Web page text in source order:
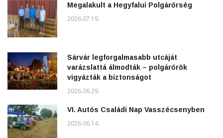
Megalakult a Hegyfalui Polgárőrség
2026.07.19.
Sárvár legforgalmasabb utcáját
varázslattá álmodták – polgárőrök
vigyázták a biztonságot
2026.06.29.
VI. Autós Családi Nap Vasszécsenyben
2026.06.14.